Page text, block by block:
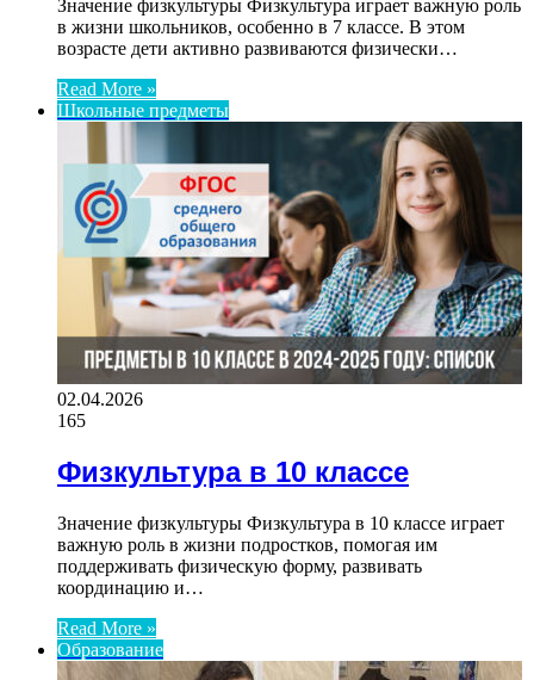
Значение физкультуры Физкультура играет важную роль
в жизни школьников, особенно в 7 классе. В этом
возрасте дети активно развиваются физически…
Read More »
Школьные предметы
02.04.2026
165
Физкультура в 10 классе
Значение физкультуры Физкультура в 10 классе играет
важную роль в жизни подростков, помогая им
поддерживать физическую форму, развивать
координацию и…
Read More »
Образование